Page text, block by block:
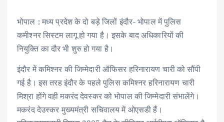
भोपाल : मध्य प्रदेश के दो बड़े जिलों इंदौर- भोपाल में पुलिस
कमीश्नर सिस्टम लागू हो गया है। इसके बाद अधिकारियों की
नियुक्ति का दौर भी शुरु हो गया है।
इंदौर में कमिश्नर की जिम्मेदारी ऑफिसर हरिनारायण चारी को सौंपी
गई है। इस तरह इंदौर के पहले पुलिस कमिश्नर हरिनारायण चारी
मिश्रा होंगे वही मकरंद देवस्कर को भोपाल की जिम्मेदारी संभालेंगे।
मकरंद देउस्कर मुख्यमंत्री सचिवालय में ओएसडी हैं।